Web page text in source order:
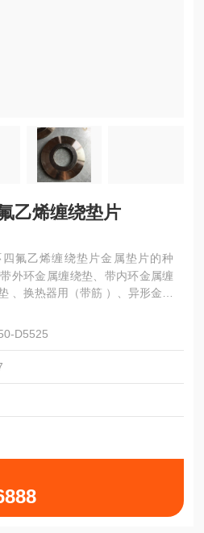
乙烯缠绕垫片
氟乙烯缠绕垫片金属垫片的种
外环金属缠绕垫、带内环金属缠
、换热器用（带筋 ）、异形金属
D5525